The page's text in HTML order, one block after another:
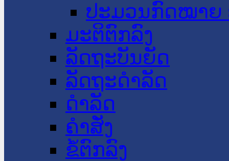
ປະມວນກົດໝາຍ
ມະຕິຕົກລົງ
ລັດຖະບັນຍັດ
ລັດຖະດໍາລັດ
ດໍາລັດ
ຄໍາສັ່ງ
ຂໍ້ຕົກລົງ